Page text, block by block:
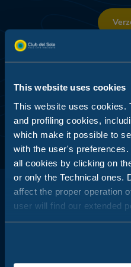
This website uses cookies
This website uses cookies.
and profiling cookies,
which make it possible to
with the user's
all cookies by clicking on
or only the Technical ones.
affect the proper operation
user will find our extended
Club del Sole staat synoniem
vakantiedorpen op een
bergen, langs de kusten van